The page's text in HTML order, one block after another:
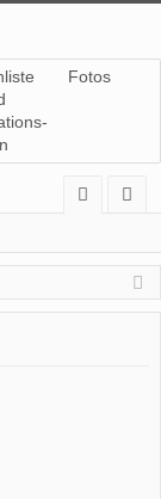
Fotos
m
el
ist
rie